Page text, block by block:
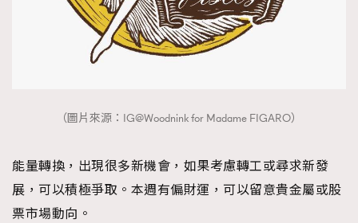
（圖片來源：IG@Woodnink for Madame FIGARO）
能量轉換，出現很多新機會，如果考慮轉工或尋求新發
展，可以積極爭取。本週有偏財運，可以留意貴金屬或股
票市場動向。